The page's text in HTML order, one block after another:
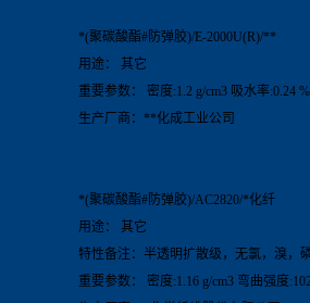
*(聚碳酸酯#防弹胶)/E-2000U(R)/**
用途： 其它
重要参数： 密度:1.2 g/cm3 吸水率:0.24
生产厂商：**化成工业公司
*(聚碳酸酯#防弹胶)/AC2820/*化纤
用途： 其它
特性备注：半透明扩散级，无氯，溴，
重要参数： 密度:1.16 g/cm3 弯曲强度